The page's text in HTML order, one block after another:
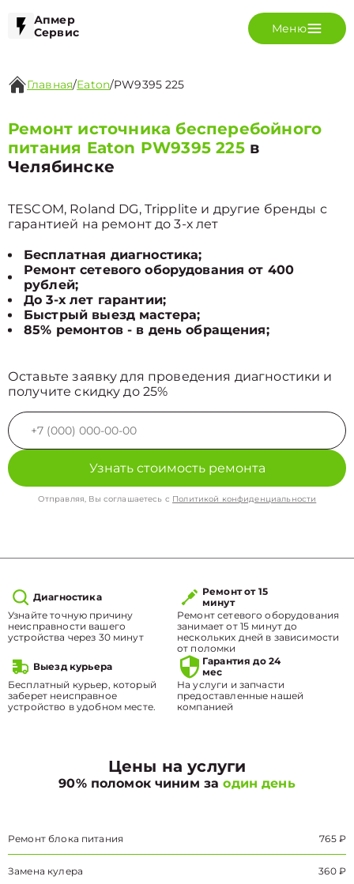
Апмер
Сервис
Меню
Главная/Eaton/PW9395 225
Ремонт источника бесперебойного
питания Eaton PW9395 225в
Челябинске
TESCOM, Roland DG, Tripplite и другие бренды с
гарантией на ремонт до 3-х лет
Бесплатная диагностика;
Ремонт сетевого оборудования от 400
рублей;
До 3-х лет гарантии;
Быстрый выезд мастера;
85% ремонтов - в день обращения;
Оставьте заявку для проведения диагностики и
получите скидку до 25%
Узнать стоимость ремонта
Отправляя, Вы соглашаетесь с Политикой конфиденциальности
Диагностика
Узнайте точную причину
неисправности вашего
устройства через 30 минут
Ремонт от 15
минут
Ремонт сетевого оборудования
занимает от 15 минут до
нескольких дней в зависимости
от поломки
Выезд курьера
Бесплатный курьер, который
заберет неисправное
устройство в удобном месте.
Гарантия до 24
мес
На услуги и запчасти
предоставленные нашей
компанией
Цены на услуги
90% поломок чиним заодин день
Ремонт блока питания 765 ₽
Замена кулера 360 ₽